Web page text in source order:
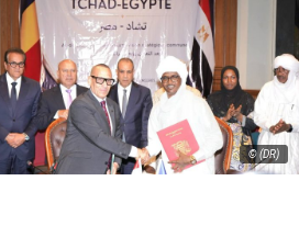
© (DR)